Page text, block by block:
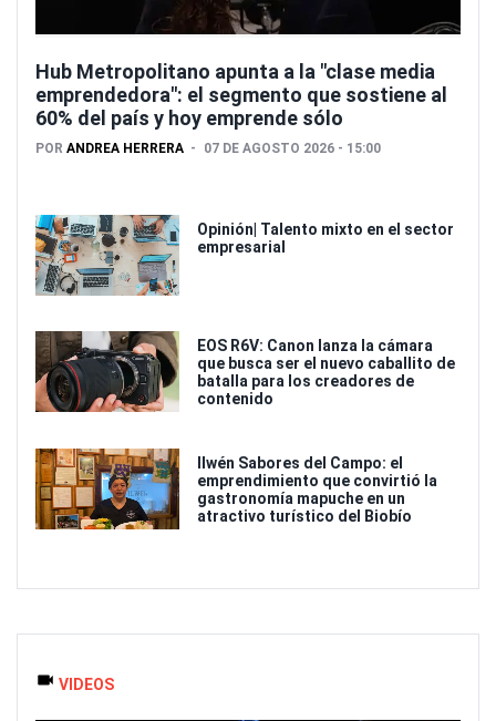
Hub Metropolitano apunta a la "clase media
emprendedora": el segmento que sostiene al
60% del país y hoy emprende sólo
POR ANDREA HERRERA 07 DE AGOSTO 2026 - 15:00
Opinión| Talento mixto en el sector
empresarial
EOS R6V: Canon lanza la cámara
que busca ser el nuevo caballito de
batalla para los creadores de
contenido
Ilwén Sabores del Campo: el
emprendimiento que convirtió la
gastronomía mapuche en un
atractivo turístico del Biobío
VIDEOS